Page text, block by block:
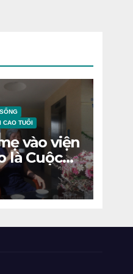
CAO TUỔI
vào viện
là Cuộc